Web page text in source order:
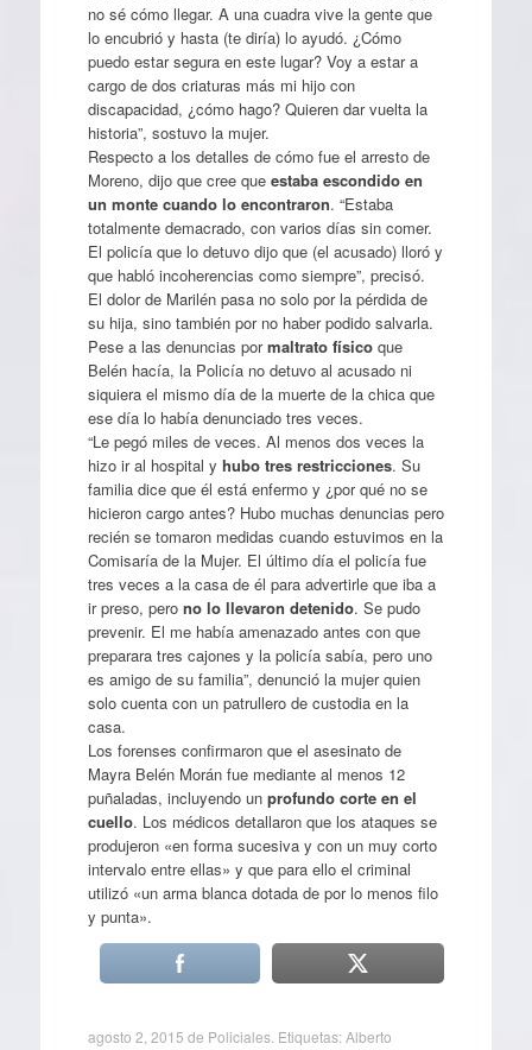
no sé cómo llegar. A una cuadra vive la gente que
lo encubrió y hasta (te diría) lo ayudó. ¿Cómo
puedo estar segura en este lugar? Voy a estar a
cargo de dos criaturas más mi hijo con
discapacidad, ¿cómo hago? Quieren dar vuelta la
historia”, sostuvo la mujer.
Respecto a los detalles de cómo fue el arresto de
Moreno, dijo que cree que estaba escondido en
un monte cuando lo encontraron. “Estaba
totalmente demacrado, con varios días sin comer.
El policía que lo detuvo dijo que (el acusado) lloró y
que habló incoherencias como siempre”, precisó.
El dolor de Marilén pasa no solo por la pérdida de
su hija, sino también por no haber podido salvarla.
Pese a las denuncias pormaltrato físicoque
Belén hacía, la Policía no detuvo al acusado ni
siquiera el mismo día de la muerte de la chica que
ese día lo había denunciado tres veces.
“Le pegó miles de veces. Al menos dos veces la
hizo ir al hospital y hubo tres restricciones. Su
familia dice que él está enfermo y ¿por qué no se
hicieron cargo antes? Hubo muchas denuncias pero
recién se tomaron medidas cuando estuvimos en la
Comisaría de la Mujer. El último día el policía fue
tres veces a la casa de él para advertirle que iba a
ir preso, pero no lo llevaron detenido. Se pudo
prevenir. El me había amenazado antes con que
preparara tres cajones y la policía sabía, pero uno
es amigo de su familia”, denunció la mujer quien
solo cuenta con un patrullero de custodia en la
casa.
Los forenses confirmaron que el asesinato de
Mayra Belén Morán fue mediante al menos 12
puñaladas, incluyendo un profundo corte en el
cuello. Los médicos detallaron que los ataques se
produjeron «en forma sucesiva y con un muy corto
intervalo entre ellas» y que para ello el criminal
utilizó «un arma blanca dotada de por lo menos filo
y punta».
agosto 2, 2015 de Policiales. Etiquetas:Alberto